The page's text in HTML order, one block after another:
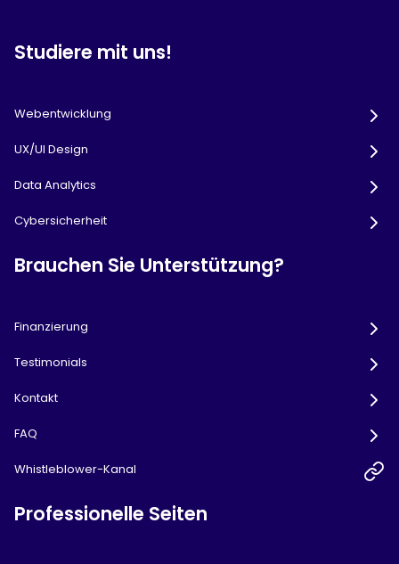
Studiere mit uns!
Webentwicklung
UX/UI Design
Data Analytics
Cybersicherheit
Brauchen Sie Unterstützung?
Finanzierung
Testimonials
Kontakt
FAQ
Whistleblower-Kanal
Professionelle Seiten